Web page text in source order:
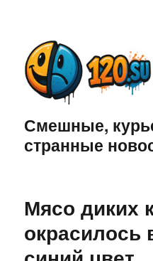
Смешные,
странные
Мясо диких
окрасилось